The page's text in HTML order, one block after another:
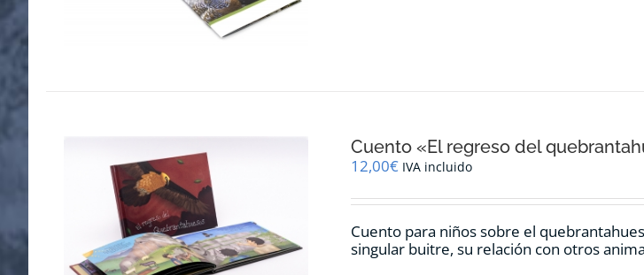
Cuento «El regreso del
12,00€ IVA incluido
Cuento para niños sobre el
singular buitre, su relación con otros